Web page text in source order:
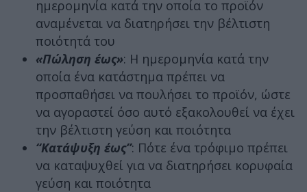
ημερομηνία κατά την οποία το προϊόν
αναμένεται να διατηρήσει την βέλτιστη
ποιότητά του
«Πώληση έως»: Η ημερομηνία κατά την
οποία ένα κατάστημα πρέπει να
προσπαθήσει να πουλήσει το προϊόν, ώστε
να αγοραστεί όσο αυτό εξακολουθεί να έχει
την βέλτιστη γεύση και ποιότητα
“Κατάψυξη έως”: Πότε ένα τρόφιμο πρέπει
να καταψυχθεί για να διατηρήσει κορυφαία
γεύση και ποιότητα